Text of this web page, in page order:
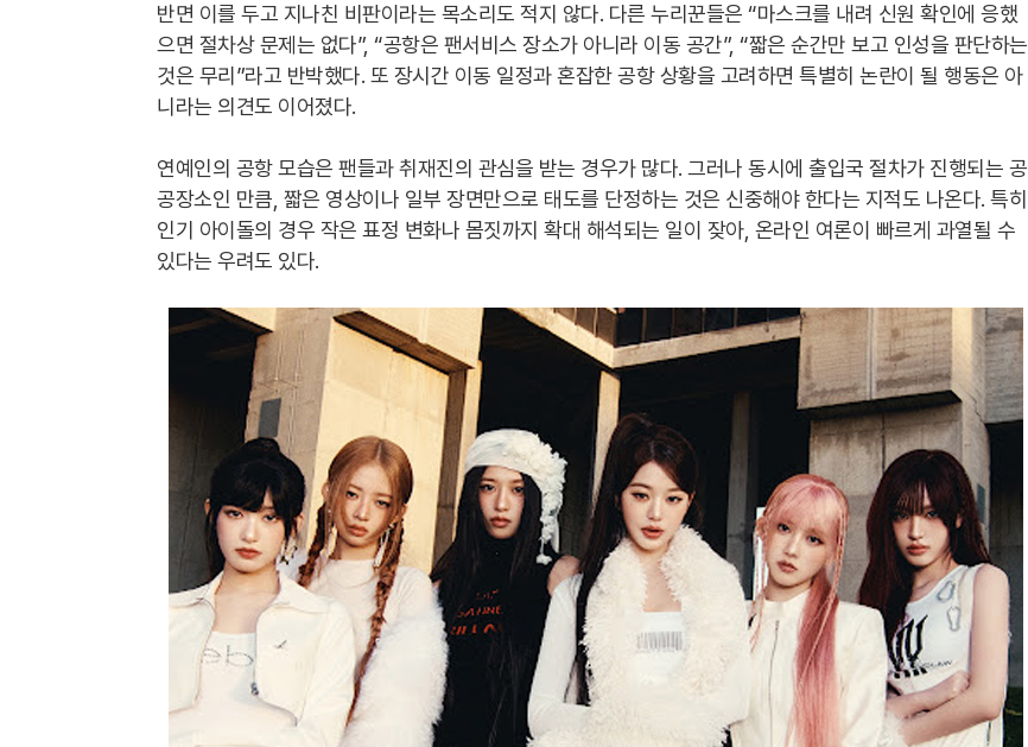
반면 이를 두고 지나친 비판이라는 목소리도 적지 않다. 다른 누리꾼들은 “마스크를 내려 신원 확인에 응했
으면 절차상 문제는 없다”, “공항은 팬서비스 장소가 아니라 이동 공간”, “짧은 순간만 보고 인성을 판단하는
것은 무리”라고 반박했다. 또 장시간 이동 일정과 혼잡한 공항 상황을 고려하면 특별히 논란이 될 행동은 아
니라는 의견도 이어졌다.
연예인의 공항 모습은 팬들과 취재진의 관심을 받는 경우가 많다. 그러나 동시에 출입국 절차가 진행되는 공
공장소인 만큼, 짧은 영상이나 일부 장면만으로 태도를 단정하는 것은 신중해야 한다는 지적도 나온다. 특히
인기 아이돌의 경우 작은 표정 변화나 몸짓까지 확대 해석되는 일이 잦아, 온라인 여론이 빠르게 과열될 수
있다는 우려도 있다.